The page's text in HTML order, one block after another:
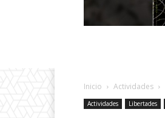
Inicio Actividades
Actividades Libertades